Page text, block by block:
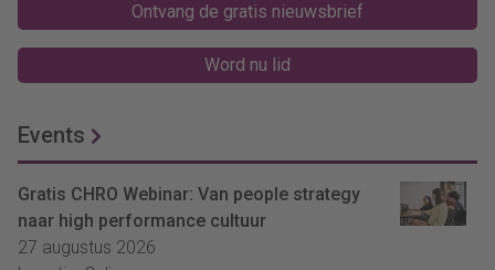
Ontvang de gratis nieuwsbrief
Word nu lid
Events
Gratis CHRO Webinar: Van people strategy
naar high performance cultuur
27 augustus 2026